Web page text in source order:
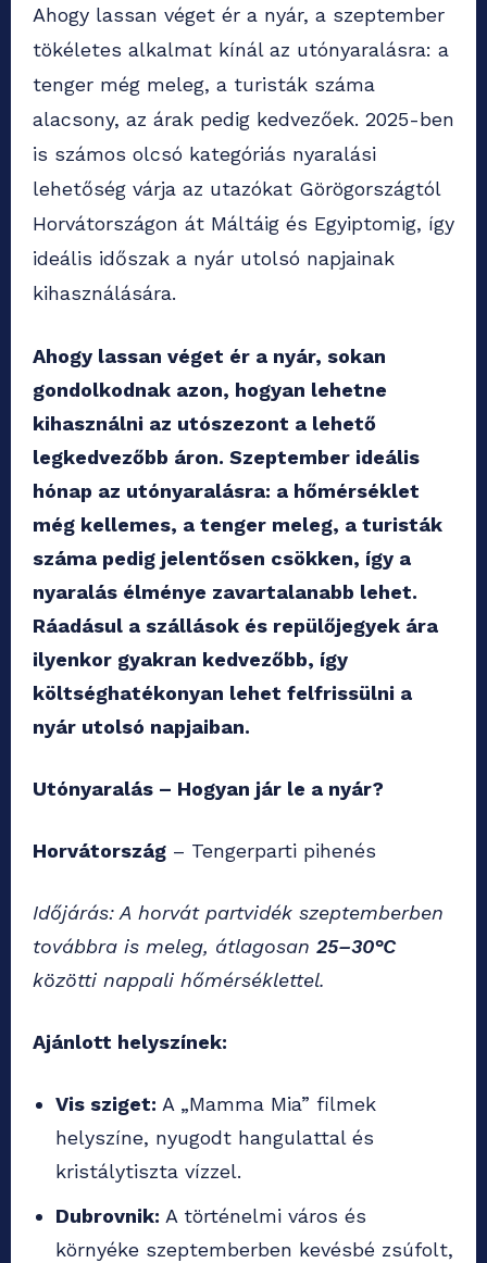
Ahogy lassan véget ér a nyár, a szeptember
tökéletes alkalmat kínál az utónyaralásra: a
tenger még meleg, a turisták száma
alacsony, az árak pedig kedvezőek. 2025-ben
is számos olcsó kategóriás nyaralási
lehetőség várja az utazókat Görögországtól
Horvátországon át Máltáig és Egyiptomig, így
ideális időszak a nyár utolsó napjainak
kihasználására.
Ahogy lassan véget ér a nyár, sokan
gondolkodnak azon, hogyan lehetne
kihasználni az utószezont a lehető
legkedvezőbb áron. Szeptember ideális
hónap az utónyaralásra: a hőmérséklet
még kellemes, a tenger meleg, a turisták
száma pedig jelentősen csökken, így a
nyaralás élménye zavartalanabb lehet.
Ráadásul a szállások és repülőjegyek ára
ilyenkor gyakran kedvezőbb, így
költséghatékonyan lehet felfrissülni a
nyár utolsó napjaiban.
Utónyaralás – Hogyan jár le a nyár?
Horvátország – Tengerparti pihenés
Időjárás: A horvát partvidék szeptemberben
továbbra is meleg, átlagosan 25–30°C
közötti nappali hőmérséklettel.
Ajánlott helyszínek:
Vis sziget: A „Mamma Mia” filmek
helyszíne, nyugodt hangulattal és
kristálytiszta vízzel.
Dubrovnik: A történelmi város és
környéke szeptemberben kevésbé zsúfolt,